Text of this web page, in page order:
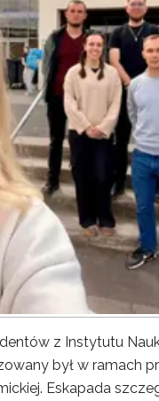
z Instytutu
był w ramach
Eskapada